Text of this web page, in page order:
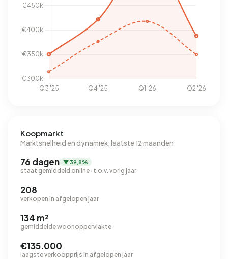
Koopmarkt
Marktsnelheid en dynamiek, laatste 12 maanden
76 dagen ▼ 39,8%
staat gemiddeld online · t.o.v. vorig jaar
208
verkopen in afgelopen jaar
134 m²
gemiddelde woonoppervlakte
€135.000
laagste verkoopprijs in afgelopen jaar